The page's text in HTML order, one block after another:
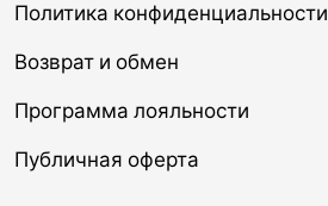
Политика конфиденциальности
Возврат и обмен
Программа лояльности
Публичная оферта